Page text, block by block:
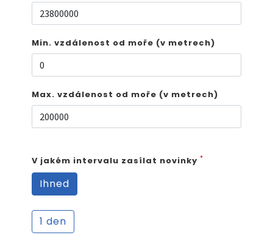
Min. vzdálenost od moře (v metrech)
Max. vzdálenost od moře (v metrech)
V jakém intervalu zasílat novinky *
Ihned
1 den